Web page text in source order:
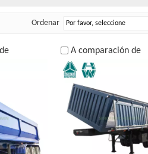
Ordenar
A comparación de